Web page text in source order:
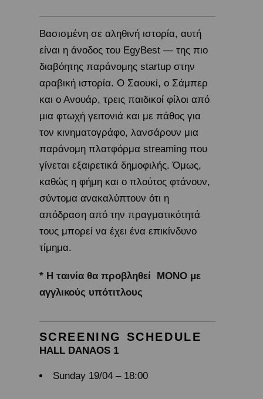
Βασισμένη σε αληθινή ιστορία, αυτή
είναι η άνοδος του EgyBest — της πιο
διαβόητης παράνομης startup στην
αραβική ιστορία. Ο Σαουκί, ο Σάμπερ
και ο Ανουάρ, τρεις παιδικοί φίλοι από
μια φτωχή γειτονιά και με πάθος για
τον κινηματογράφο, λανσάρουν μια
παράνομη πλατφόρμα streaming που
γίνεται εξαιρετικά δημοφιλής. Όμως,
καθώς η φήμη και ο πλούτος φτάνουν,
σύντομα ανακαλύπτουν ότι η
απόδραση από την πραγματικότητά
τους μπορεί να έχει ένα επικίνδυνο
τίμημα.
* Η ταινία θα προβληθεί ΜΟΝΟ με
αγγλικούς υπότιτλους
SCREENING SCHEDULE
HALL DANAOS 1
Sunday 19/04 – 18:00